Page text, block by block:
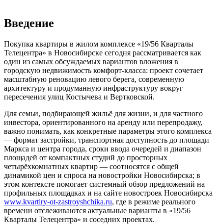
Введение
Покупка квартиры в жилом комплексе «19/56 Кварталы
Телецентра» в Новосибирске сегодня рассматривается как
один из самых обсуждаемых вариантов вложения в
городскую недвижимость комфорт-класса: проект сочетает
масштабную реновацию левого берега, современную
архитектуру и продуманную инфраструктуру вокруг
пересечения улиц Костычева и Вертковской.
Для семьи, подбирающей жильё для жизни, и для частного
инвестора, ориентированного на аренду или перепродажу,
важно понимать, как конкретные параметры этого комплекса
— формат застройки, транспортная доступность до площади
Маркса и центра города, сроки ввода очередей и диапазон
площадей от компактных студий до просторных
четырёхкомнатных квартир — соотносятся с общей
динамикой цен и спроса на новостройки Новосибирска; в
этом контексте помогает системный обзор предложений на
профильных площадках и на сайте новостроек Новосибирска
www.kvartiry-ot-zastroyshchika.ru, где в режиме реального
времени отслеживаются актуальные варианты в «19/56
Кварталы Телецентра» и соседних проектах.